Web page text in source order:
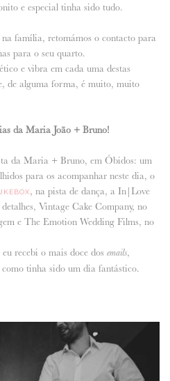
e especial tinha sido tudo.
família, retomámos o contacto para
para o seu quarto.
e vibra em cada uma destas
de alguma forma, é muito, muito
da Maria João + Bruno!
da Maria + Bruno, em Óbidos: um
para os acompanhar neste dia, o
, na pista de dança, a In|Love
Vintage Cake Company, no
e The Emotion Wedding Films, no
recebi o mais doce dos emails,
tinha sido um dia fantástico.